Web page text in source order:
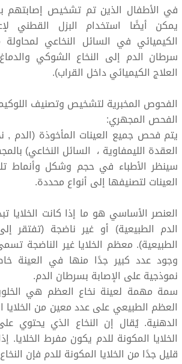
في الأطفال الذين تم تشخيص إصابتهم
يمكن أيضًا استخدام البزل القطني
الكيميائي في السائل النخاعي لمحاولة
سرطان الدم إلى النخاع الشوكي
العلاج الكيميائي داخل القراب).
الفحوص المخبرية لتشخيص وتصنيف
الفحص المجهري:
يتم فحص جميع العينات المأخوذة (الدم ,
العقدة الليمفاوية ، السائل النخاعي)
سينظر الأطباء في حجم وشكل وأنماط
العينات لتصنيفها إلى أنواع محددة.
العنصر الأساسي هو ما إذا كانت الخلايا
الدم الطبيعية) أو غير ناضجة (تفتقر
الطبيعية). معظم الخلايا غير الناضجة
وجود عدد كبير جدًا منها في العينة
نموذجية على الإصابة بسرطان الدم.
سمة مهمة لعينة نخاع العظم هي
العظم الطبيعي على عدد معين من الخلايا
الدهنية. يُقال إن النخاع الذي يحتوي
الخلايا المكونة للدم يكون مفرط الخلايا.
قليل جدًا من الخلايا المكونة للدم فإن